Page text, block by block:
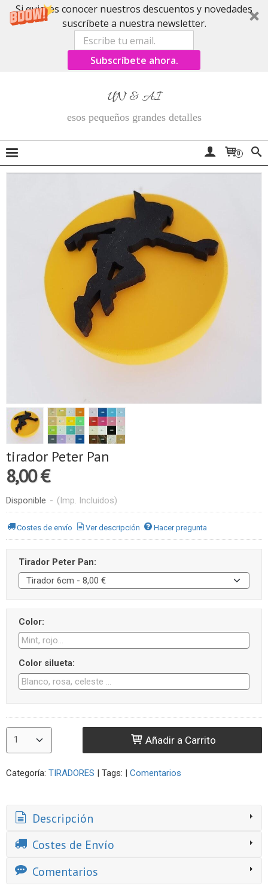
Si quieres conocer nuestros descuentos y novedades
suscríbete a nuestra newsletter.
Subscríbete ahora.
UN & AI
esos pequeños grandes detalles
0
tirador Peter Pan
8,00 €
Disponible - (Imp. Incluidos)
Costes de envío Ver descripción Hacer pregunta
Tirador Peter Pan:
Color:
Color silueta:
Añadir a Carrito
Categoría: TIRADORES | Tags: | Comentarios
Descripción
Costes de Envío
Comentarios